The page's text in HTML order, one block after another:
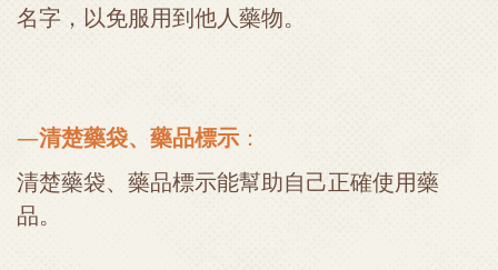
名字，以免服用到他人藥物。
—清楚藥袋、藥品標示 ：
清楚藥袋、藥品標示能幫助自己正確使用藥
品。